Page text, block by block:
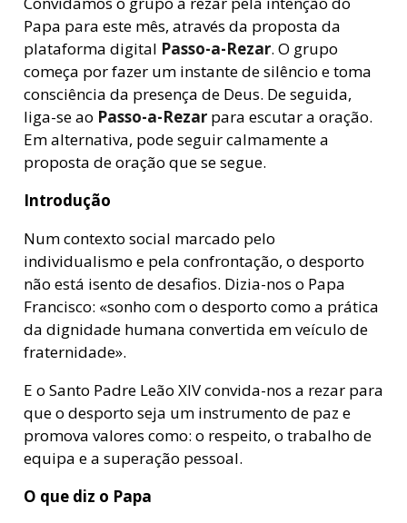
Papa para este mês, através da proposta da
plataforma digital Passo-a-Rezar. O grupo
começa por fazer um instante de silêncio e toma
consciência da presença de Deus. De seguida,
liga-se ao Passo-a-Rezarpara escutar a oração.
Em alternativa, pode seguir calmamente a
proposta de oração que se segue.
Introdução
Num contexto social marcado pelo
individualismo e pela confrontação, o desporto
não está isento de desafios. Dizia-nos o Papa
Francisco: «sonho com o desporto como a prática
da dignidade humana convertida em veículo de
fraternidade».
E o Santo Padre Leão XIV convida-nos a rezar para
que o desporto seja um instrumento de paz e
promova valores como: o respeito, o trabalho de
equipa e a superação pessoal.
O que diz o Papa